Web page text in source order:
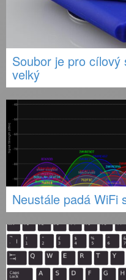
Soubor je pro
velký
Neustále padá WiFi